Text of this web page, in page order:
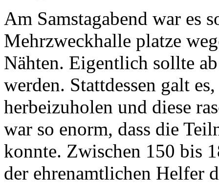
Am Samstagabend war es
Mehrzweckhalle platze
Nähten. Eigentlich sollte
werden. Stattdessen galt
herbeizuholen und diese
war so enorm, dass die
konnte. Zwischen 150 bis
der ehrenamtlichen Helfer